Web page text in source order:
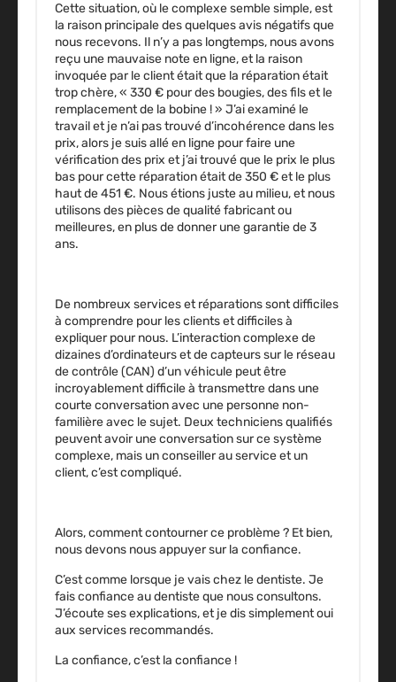
Cette situation, où le complexe semble simple, est
la raison principale des quelques avis négatifs que
nous recevons. Il n’y a pas longtemps, nous avons
reçu une mauvaise note en ligne, et la raison
invoquée par le client était que la réparation était
trop chère, « 330 € pour des bougies, des fils et le
remplacement de la bobine ! » J’ai examiné le
travail et je n’ai pas trouvé d’incohérence dans les
prix, alors je suis allé en ligne pour faire une
vérification des prix et j’ai trouvé que le prix le plus
bas pour cette réparation était de 350 € et le plus
haut de 451 €. Nous étions juste au milieu, et nous
utilisons des pièces de qualité fabricant ou
meilleures, en plus de donner une garantie de 3
ans.
De nombreux services et réparations sont difficiles
à comprendre pour les clients et difficiles à
expliquer pour nous. L’interaction complexe de
dizaines d’ordinateurs et de capteurs sur le réseau
de contrôle (CAN) d’un véhicule peut être
incroyablement difficile à transmettre dans une
courte conversation avec une personne non-
familière avec le sujet. Deux techniciens qualifiés
peuvent avoir une conversation sur ce système
complexe, mais un conseiller au service et un
client, c’est compliqué.
Alors, comment contourner ce problème ? Et bien,
nous devons nous appuyer sur la confiance.
C’est comme lorsque je vais chez le dentiste. Je
fais confiance au dentiste que nous consultons.
J’écoute ses explications, et je dis simplement oui
aux services recommandés.
La confiance, c’est la confiance !